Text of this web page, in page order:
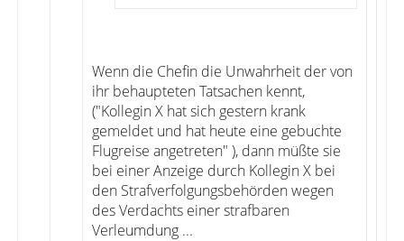
Wenn die Chefin die Unwahrheit der von
ihr behaupteten Tatsachen kennt,
("Kollegin X hat sich gestern krank
gemeldet und hat heute eine gebuchte
Flugreise angetreten" ), dann müßte sie
bei einer Anzeige durch Kollegin X bei
den Strafverfolgungsbehörden wegen
des Verdachts einer strafbaren
Verleumdung ...